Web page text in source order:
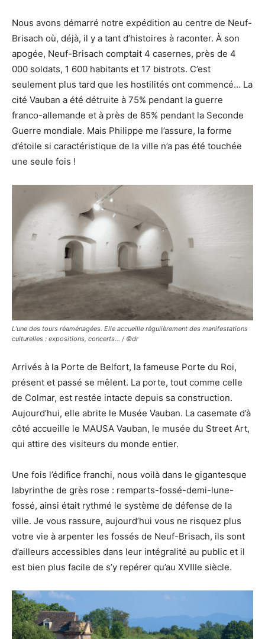
Nous avons démarré notre expédition au centre de Neuf-
Brisach où, déjà, il y a tant d’histoires à raconter. À son
apogée, Neuf-Brisach comptait 4 casernes, près de 4
000 soldats, 1 600 habitants et 17 bistrots. C’est
seulement plus tard que les hostilités ont commencé… La
cité Vauban a été détruite à 75% pendant la guerre
franco-allemande et à près de 85% pendant la Seconde
Guerre mondiale. Mais Philippe me l’assure, la forme
d’étoile si caractéristique de la ville n’a pas été touchée
une seule fois !
L’une des tours réaménagées. Elle accueille régulièrement des manifestations
culturelles : expositions, concerts… / ©dr
Arrivés à la Porte de Belfort, la fameuse Porte du Roi,
présent et passé se mêlent. La porte, tout comme celle
de Colmar, est restée intacte depuis sa construction.
Aujourd’hui, elle abrite le Musée Vauban. La casemate d’à
côté accueille le MAUSA Vauban, le musée du Street Art,
qui attire des visiteurs du monde entier.
Une fois l’édifice franchi, nous voilà dans le gigantesque
labyrinthe de grès rose : remparts-fossé-demi-lune-
fossé, ainsi était rythmé le système de défense de la
ville. Je vous rassure, aujourd’hui vous ne risquez plus
votre vie à arpenter les fossés de Neuf-Brisach, ils sont
d’ailleurs accessibles dans leur intégralité au public et il
est bien plus facile de s’y repérer qu’au XVIIIe siècle.